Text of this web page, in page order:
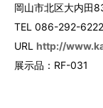
岡山市北区大内田
TEL 086-292-6222
URL http://
展示品：RF-031